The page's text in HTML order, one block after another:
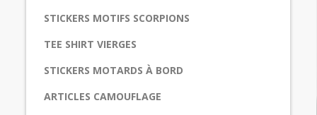
STICKERS MOTIFS SCORPIONS
TEE SHIRT VIERGES
STICKERS MOTARDS À BORD
ARTICLES CAMOUFLAGE